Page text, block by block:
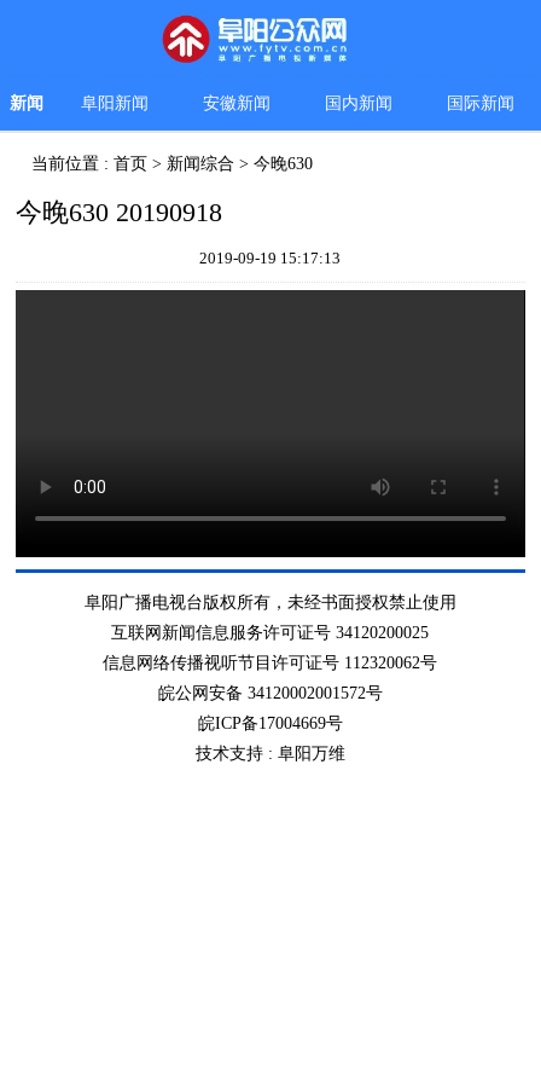
新闻 阜阳新闻 安徽新闻 国内新闻 国际新闻
当前位置 :首页 > 新闻综合 >今晚630
今晚630 20190918
2019-09-19 15:17:13
阜阳广播电视台版权所有，未经书面授权禁止使用
互联网新闻信息服务许可证号 34120200025
信息网络传播视听节目许可证号 112320062号
皖公网安备 34120002001572号
皖ICP备17004669号
技术支持 : 阜阳万维